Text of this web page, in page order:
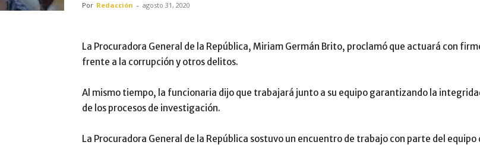
Por Redacción - agosto 31, 2020
La Procuradora General de la República, Miriam Germán Brito, proclamó que actuará con
frente a la corrupción y otros delitos.
Al mismo tiempo, la funcionaria dijo que trabajará junto a su equipo garantizando la
de los procesos de investigación.
La Procuradora General de la República sostuvo un encuentro de trabajo con parte del equipo